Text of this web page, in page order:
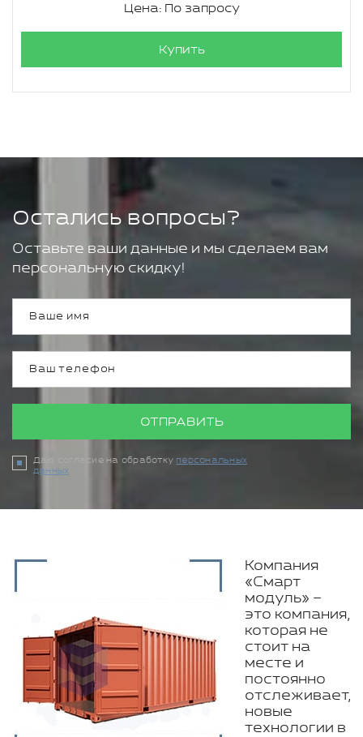
Цена: По запросу
Купить
Остались вопросы?
Оставьте ваши данные и мы сделаем вам
персональную скидку!
ОТПРАВИТЬ
Даю согласие на обработкуперсональных
данных
Компания
«Смарт
модуль» –
это компания,
которая не
стоит на
месте и
постоянно
отслеживает,
новые
технологии в